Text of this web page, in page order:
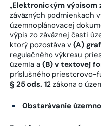
„Elektronickým výpisom
záväzných podmienkach
územnoplánovacej
výpis zo záväznej časti
ktorý pozostáva v (A)
regulačného výkresu
územia a (B) v textovej
príslušného priestorovo-
§ 25 ods. 12 zákona o
Obstarávanie